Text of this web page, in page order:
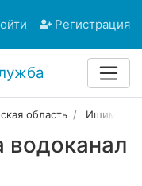
Регистрация
область Ишим
водоканал